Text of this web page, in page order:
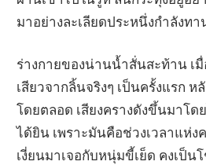
มาอย่างละเลียดประหนึ่งกำลังท
ร่างกายของน่านน้ำสั่นสะท้าน เ
เสียวจากลิ้นจริงๆ เป็นครั้งแรก
โดยตลอด เสียงครางดังขึ้นมาโด
ได้ยิน เพราะมันคือช่วงเวลาแห่ง
เงี่ยนมาเจอกับหนุ่มขี้เย็ด คงเป็น